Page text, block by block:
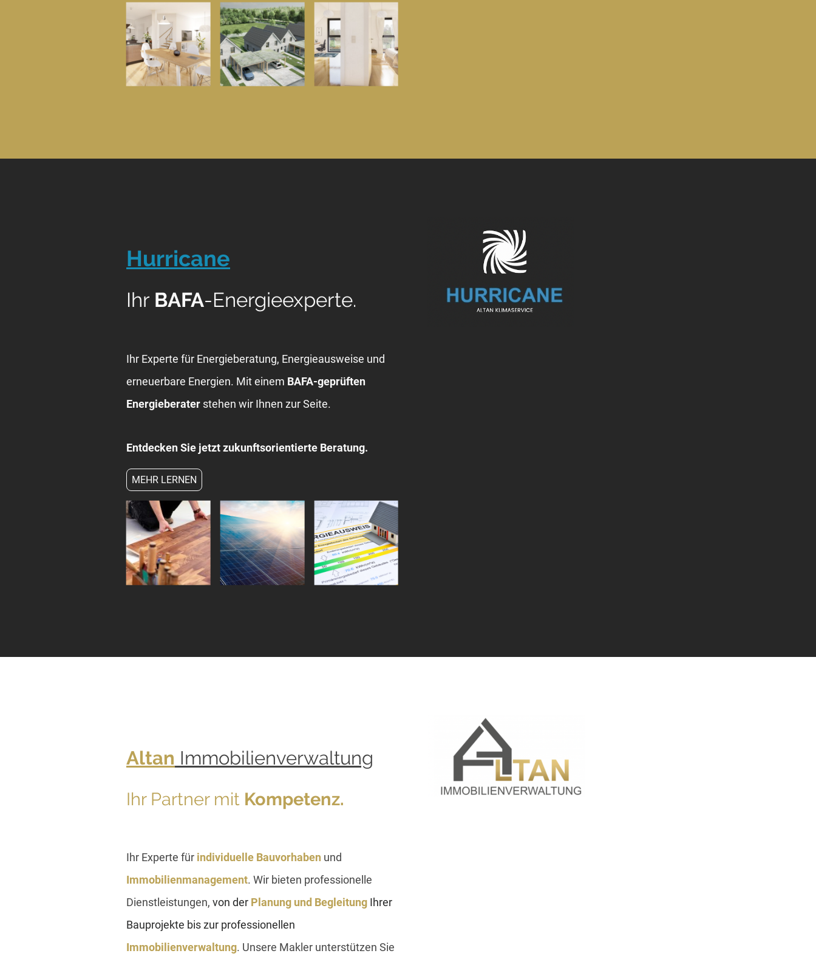
Hurricane
Ihr BAFA-Energieexperte.
Ihr Experte für Energieberatung, Energieausweise und
erneuerbare Energien. Mit einem BAFA-geprüften
Energieberater stehen wir Ihnen zur Seite.
Entdecken Sie jetzt zukunftsorientierte Beratung.
MEHR LERNEN
Altan Immobilienverwaltung
Ihr Partner mit Kompetenz.
Ihr Experte für individuelle Bauvorhaben und
Immobilienmanagement. Wir bieten professionelle
Dienstleistungen, von der Planung und Begleitung Ihrer
Bauprojekte bis zur professionellen
Immobilienverwaltung. Unsere Makler unterstützen Sie